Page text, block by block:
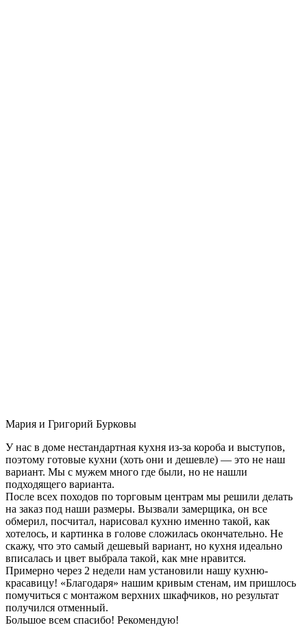
Мария и Григорий Бурковы
У нас в доме нестандартная кухня из-за короба и выступов,
поэтому готовые кухни (хоть они и дешевле) — это не наш
вариант. Мы с мужем много где были, но не нашли
подходящего варианта.
После всех походов по торговым центрам мы решили делать
на заказ под наши размеры. Вызвали замерщика, он все
обмерил, посчитал, нарисовал кухню именно такой, как
хотелось, и картинка в голове сложилась окончательно. Не
скажу, что это самый дешевый вариант, но кухня идеально
вписалась и цвет выбрала такой, как мне нравится.
Примерно через 2 недели нам установили нашу кухню-
красавицу! «Благодаря» нашим кривым стенам, им пришлось
помучиться с монтажом верхних шкафчиков, но результат
получился отменный.
Большое всем спасибо! Рекомендую!